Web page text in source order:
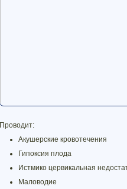
Проводит:
Акушерские кровотечения
Гипоксия плода
Истмико цервикальная
Маловодие